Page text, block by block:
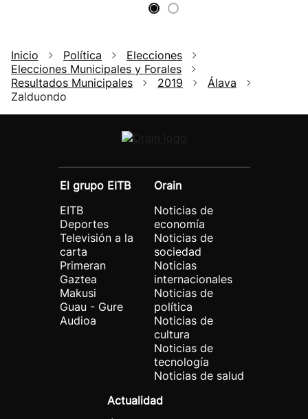
Inicio Política
Elecciones
Elecciones Municipales y Forales
Resultados Municipales
2019
Álava
Zalduondo
El grupo EITB
EITB
Deportes
Televisión a la
carta
Primeran
Gaztea
Makusi
Guau - Gure
Audioa
Orain
Noticias de
economía
Noticias de
sociedad
Noticias
internacionales
Noticias de
política
Noticias de
cultura
Noticias de
tecnología
Noticias de salud
Actualidad